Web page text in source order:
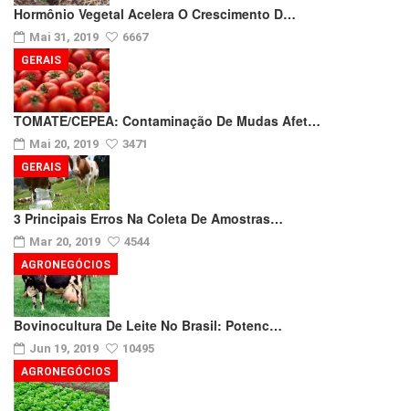
Hormônio Vegetal Acelera O Crescimento D…
Mai 31, 2019 6667
TOMATE/CEPEA: Contaminação De Mudas Afet…
Mai 20, 2019 3471
GERAIS
3 Principais Erros Na Coleta De Amostras…
Mar 20, 2019 4544
GERAIS
Bovinocultura De Leite No Brasil: Potenc…
Jun 19, 2019 10495
AGRONEGÓCIOS
AGRONEGÓCIOS